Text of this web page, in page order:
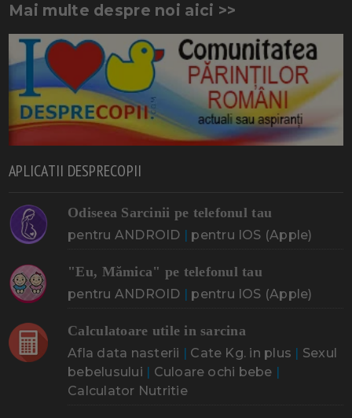
Mai multe despre noi aici >>
APLICATII DESPRECOPII
Odiseea Sarcinii pe telefonul tau
pentru ANDROID | pentru IOS (Apple)
"Eu, Mămica" pe telefonul tau
pentru ANDROID | pentru IOS (Apple)
Calculatoare utile in sarcina
Afla data nasterii | Cate Kg. in plus | Sexul
bebelusului | Culoare ochi bebe |
Calculator Nutritie